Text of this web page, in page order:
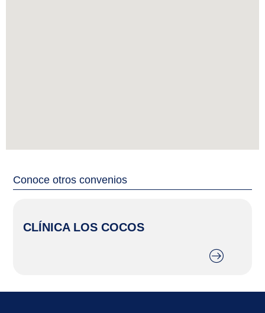
Conoce otros convenios
CLÍNICA LOS COCOS